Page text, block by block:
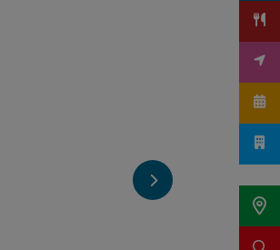
nächstes Element